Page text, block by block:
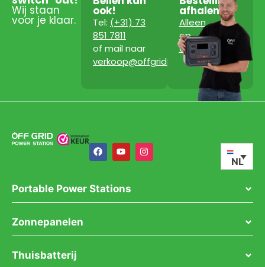
Wij staan
voor je klaar.
ook!
Tel: (+31) 73
851 7811
of mail naar
verkoop@offgridpowerstation.com
afhalen?
Alleen
op
afspraak!
NL
Portable Power Stations
Zonnepanelen
Thuisbatterij